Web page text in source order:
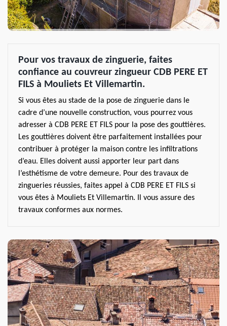
Pour vos travaux de zinguerie, faites
confiance au couvreur zingueur CDB PERE ET
FILS à Mouliets Et Villemartin.
Si vous êtes au stade de la pose de zinguerie dans le
cadre d’une nouvelle construction, vous pourrez vous
adresser à CDB PERE ET FILS pour la pose des gouttières.
Les gouttières doivent être parfaitement installées pour
contribuer à protéger la maison contre les infiltrations
d’eau. Elles doivent aussi apporter leur part dans
l’esthétisme de votre demeure. Pour des travaux de
zingueries réussies, faites appel à CDB PERE ET FILS si
vous êtes à Mouliets Et Villemartin. Il vous assure des
travaux conformes aux normes.